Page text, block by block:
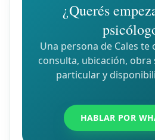
¿Querés
Una persona de Cales
consulta, ubicación, obra
particular y
HABLAR POR